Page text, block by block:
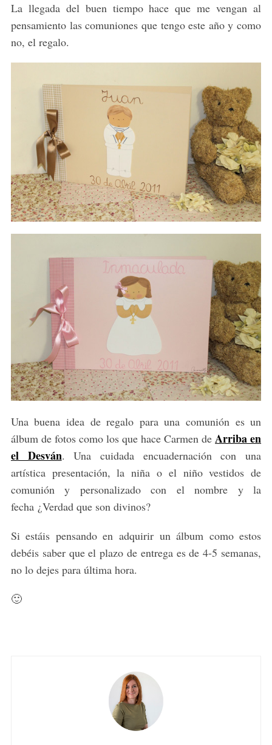
La llegada del buen tiempo hace que me vengan al
pensamiento las comuniones que tengo este año y como
no, el regalo.
Una buena idea de regalo para una comunión es un
álbum de fotos como los que hace Carmen de Arriba en
el Desván. Una cuidada encuadernación con una
artística presentación, la niña o el niño vestidos de
comunión y personalizado con el nombre y la
fecha ¿Verdad que son divinos?
Si estáis pensando en adquirir un álbum como estos
debéis saber que el plazo de entrega es de 4-5 semanas,
no lo dejes para última hora.
🙂